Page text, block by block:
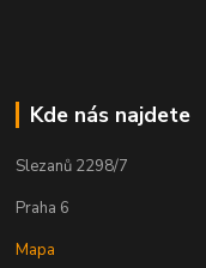
Kde nás najdete
Slezanů 2298/7
Praha 6
Mapa